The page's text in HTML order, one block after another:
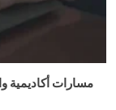
مسارات أكاديمية